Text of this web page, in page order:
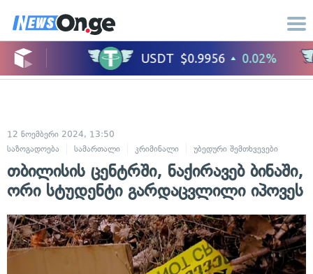
12 ნოემბერი 2024, 13:50
საზოგადოება
სამართალი კრიმინალი უბედური შემთხვევები
თბილისის ცენტრში, ნაქირავებ ბინაში,
ორი სტუდენტი გარდაცვლილი იპოვეს